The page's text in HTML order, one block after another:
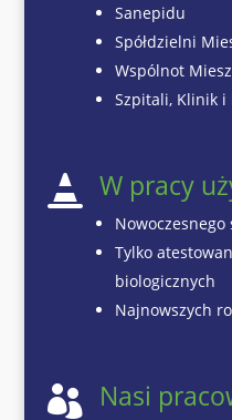
Sanepidu
Spółdzielni
Wspólnot
Szpitali, Klinik i
 W pracy
Nowoczesnego
Tylko
biologicznych
Najnowszych
 Nasi